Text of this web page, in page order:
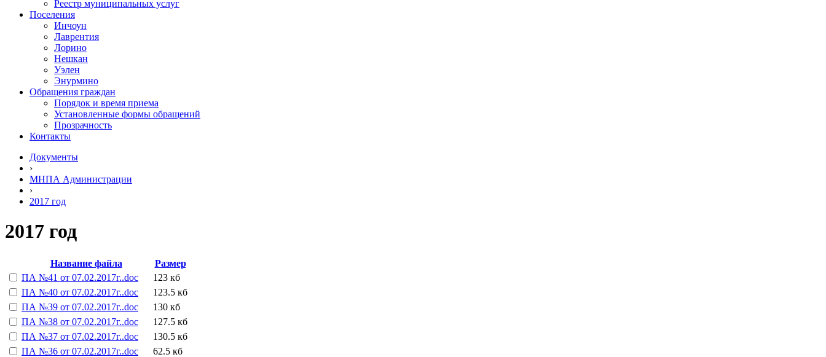
Реестр муниципальных услуг
Поселения
Инчоун
Лаврентия
Лорино
Нешкан
Уэлен
Энурмино
Обращения граждан
Порядок и время приема
Установленные формы обращений
Прозрачность
Контакты
Документы
›
МНПА Администрации
›
2017 год
2017 год
Название файла
Размер
ПА №41 от 07.02.2017г..doc
123 кб
ПА №40 от 07.02.2017г..doc
123.5 кб
ПА №39 от 07.02.2017г..doc
130 кб
ПА №38 от 07.02.2017г..doc
127.5 кб
ПА №37 от 07.02.2017г..doc
130.5 кб
ПА №36 от 07.02.2017г..doc
62.5 кб